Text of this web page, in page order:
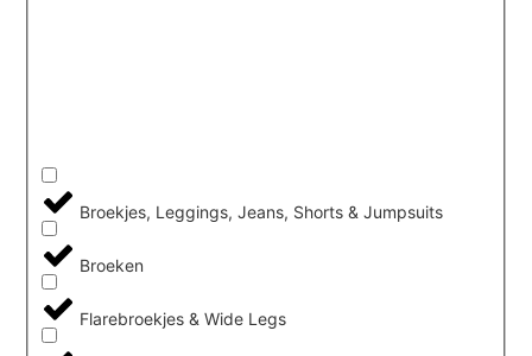
Broekjes, Leggings, Jeans, Shorts & Jumpsuits
Broeken
Flarebroekjes & Wide Legs